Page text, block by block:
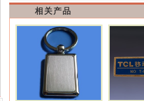
相关产品